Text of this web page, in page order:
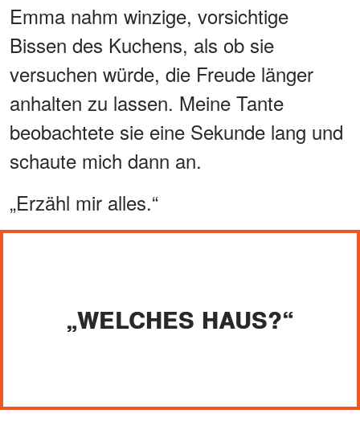
Emma nahm winzige, vorsichtige
Bissen des Kuchens, als ob sie
versuchen würde, die Freude länger
anhalten zu lassen. Meine Tante
beobachtete sie eine Sekunde lang und
schaute mich dann an.
„Erzähl mir alles.“
„WELCHES HAUS?“